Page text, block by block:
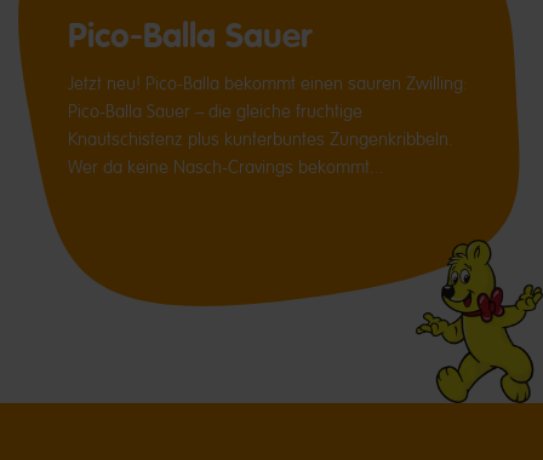
Pico-Balla Sauer
Jetzt neu! Pico-Balla bekommt einen sauren Zwilling:
Pico-Balla Sauer – die gleiche fruchtige
Knautschistenz plus kunterbuntes Zungenkribbeln.
Wer da keine Nasch-Cravings bekommt...